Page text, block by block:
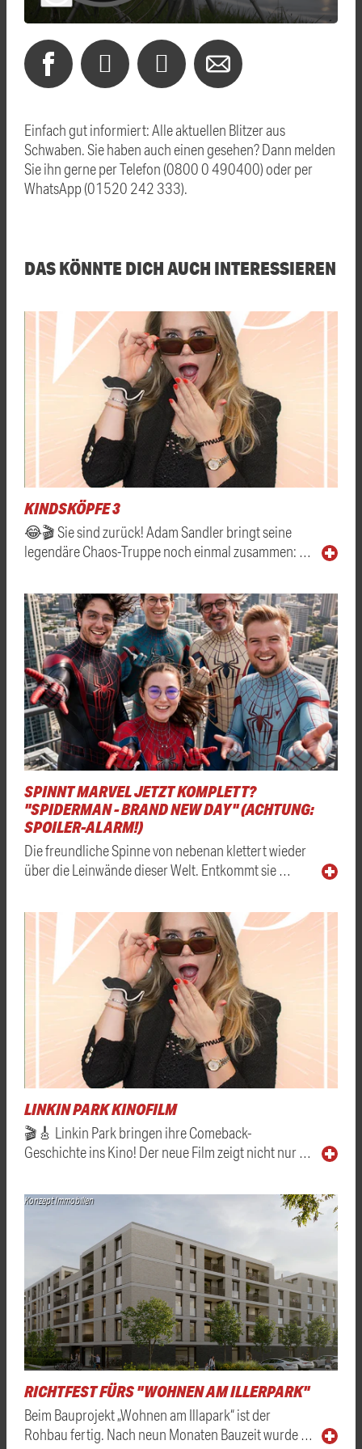
Einfach gut informiert: Alle aktuellen Blitzer aus
Schwaben. Sie haben auch einen gesehen? Dann melden
Sie ihn gerne per Telefon (0800 0 490400) oder per
WhatsApp (01520 242 333).
DAS KÖNNTE DICH AUCH INTERESSIEREN
KINDSKÖPFE 3
😂🎬 Sie sind zurück! Adam Sandler bringt seine
legendäre Chaos-Truppe noch einmal zusammen: …
SPINNT MARVEL JETZT KOMPLETT?
"SPIDERMAN - BRAND NEW DAY" (ACHTUNG:
SPOILER-ALARM!)
Die freundliche Spinne von nebenan klettert wieder
über die Leinwände dieser Welt. Entkommt sie …
LINKIN PARK KINOFILM
🎬🎸 Linkin Park bringen ihre Comeback-
Geschichte ins Kino! Der neue Film zeigt nicht nur …
Konzept Immobilien
RICHTFEST FÜRS "WOHNEN AM ILLERPARK"
Beim Bauprojekt „Wohnen am Illapark“ ist der
Rohbau fertig. Nach neun Monaten Bauzeit wurde …